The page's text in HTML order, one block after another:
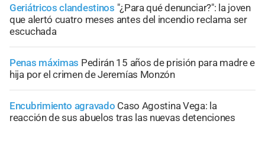
Geriátricos clandestinos "¿Para qué denunciar?": la joven
que alertó cuatro meses antes del incendio reclama ser
escuchada
Penas máximas Pedirán 15 años de prisión para madre e
hija por el crimen de Jeremías Monzón
Encubrimiento agravado Caso Agostina Vega: la
reacción de sus abuelos tras las nuevas detenciones